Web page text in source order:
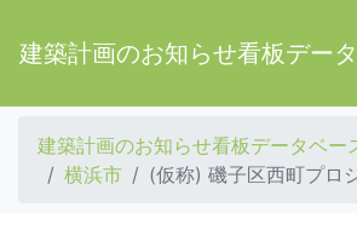
建築計画のお知らせ看板デー
建築計画のお知らせ看板データベー
横浜市
(仮称) 磯子区西町プロ